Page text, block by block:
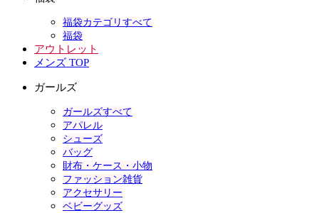
福袋カテゴリすべて
福袋
アウトレット
メンズ TOP
ガールズ
ガールズすべて
アパレル
シューズ
バッグ
財布・ケース・小物
ファッション雑貨
アクセサリー
ベビーグッズ